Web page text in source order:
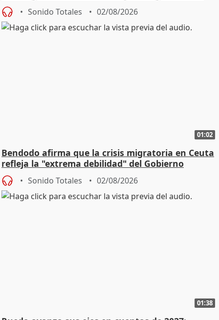
playas
Sonido Totales 02/08/2026
01:02
Bendodo afirma que la crisis migratoria en Ceuta
refleja la "extrema debilidad" del Gobierno
Sonido Totales 02/08/2026
01:38